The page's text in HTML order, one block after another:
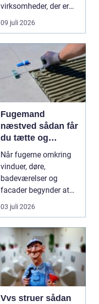
virksomheder, der er
afhængige af o...
09 juli 2026
Fugemand
næstved sådan får
du tætte og
holdbare fuger
Når fugerne omkring
vinduer, døre,
badeværelser og
facader begynder at
slippe, kan det hurtigt
føre ...
03 juli 2026
Vvs struer sådan